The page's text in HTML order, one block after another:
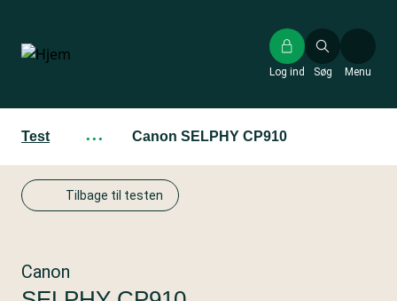
hovedindhold
Søg
Log ind Menu
Test ··· Canon SELPHY CP910
Tilbage til testen
Canon